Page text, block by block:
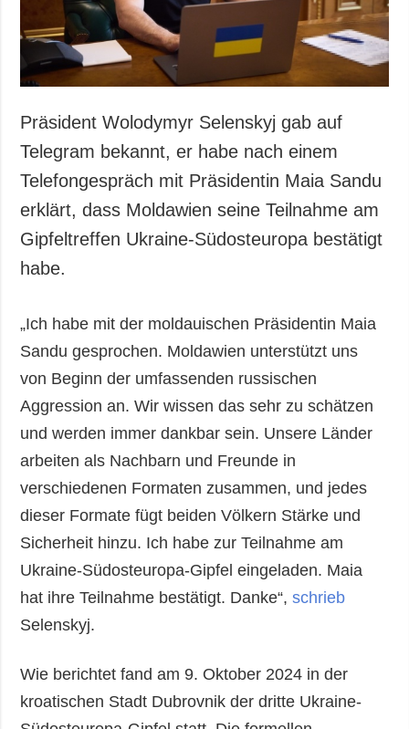
Gesellschaft und
Kultur
Sport
Kriminalität
Notstand und
ZUSÄTZLICH
Veröffentlichungen
Interview
Fotos
LEISTUNGEN
Abonnement
Fotobank
Präsident Wolodymyr Selenskyj gab auf
Telegram bekannt, er habe nach einem
Telefongespräch mit Präsidentin Maia Sandu
erklärt, dass Moldawien seine Teilnahme am
Gipfeltreffen Ukraine-Südosteuropa bestätigt
habe.
„Ich habe mit der moldauischen Präsidentin Maia
Sandu gesprochen. Moldawien unterstützt uns
von Beginn der umfassenden russischen
Aggression an. Wir wissen das sehr zu schätzen
und werden immer dankbar sein. Unsere Länder
arbeiten als Nachbarn und Freunde in
verschiedenen Formaten zusammen, und jedes
dieser Formate fügt beiden Völkern Stärke und
Sicherheit hinzu. Ich habe zur Teilnahme am
Ukraine-Südosteuropa-Gipfel eingeladen. Maia
hat ihre Teilnahme bestätigt. Danke“,schrieb
Selenskyj.
Wie berichtet fand am 9. Oktober 2024 in der
kroatischen Stadt Dubrovnik der dritte Ukraine-